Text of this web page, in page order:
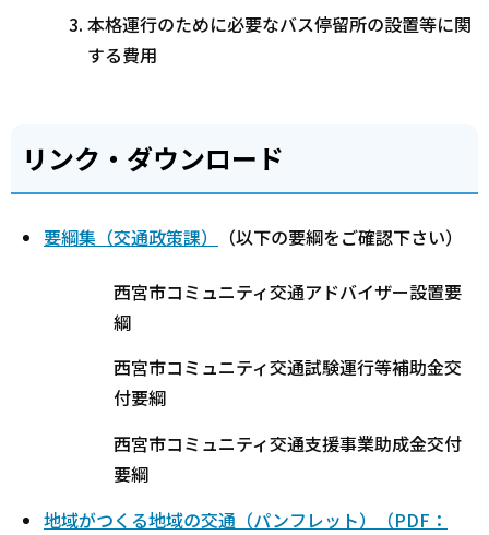
本格運行のために必要なバス停留所の設置等に関
する費用
リンク・ダウンロード
要綱集（交通政策課） （以下の要綱をご確認下さい）
西宮市コミュニティ交通アドバイザー設置要
綱
西宮市コミュニティ交通試験運行等補助金交
付要綱
西宮市コミュニティ交通支援事業助成金交付
要綱
地域がつくる地域の交通（パンフレット）（PDF：